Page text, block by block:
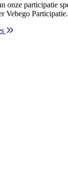
onze participatie
Vebego Participatie.